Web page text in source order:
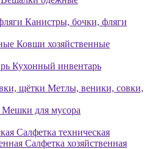
Канистры, бочки, фляги
Ковши хозяйственные
Кухонный инвентарь
Метлы, веники, совки,
Мешки для мусора
Салфетка техническая
Салфетка хозяйственная